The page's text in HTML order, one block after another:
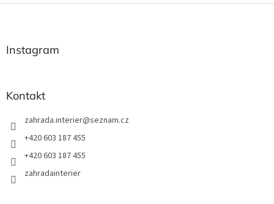
Z
Instagram
Kontakt
zahrada.interier@seznam.cz
+420 603 187 455
+420 603 187 455
zahradainterier